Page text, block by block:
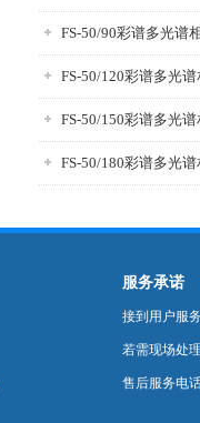
FS-50/90彩谱多光谱
FS-50/120彩谱多光
FS-50/150彩谱多光
FS-50/180彩谱多光
服务承诺
接到用户服
若需现场处
售后服务电